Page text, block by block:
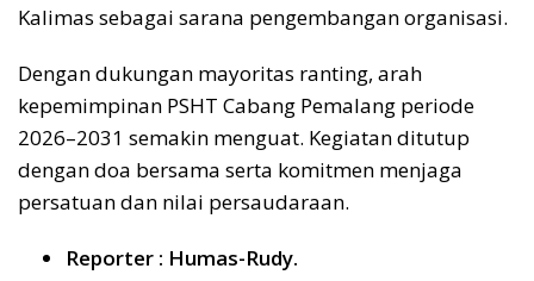
Kalimas sebagai sarana pengembangan organisasi.
Dengan dukungan mayoritas ranting, arah
kepemimpinan PSHT Cabang Pemalang periode
2026–2031 semakin menguat. Kegiatan ditutup
dengan doa bersama serta komitmen menjaga
persatuan dan nilai persaudaraan.
Reporter : Humas-Rudy.